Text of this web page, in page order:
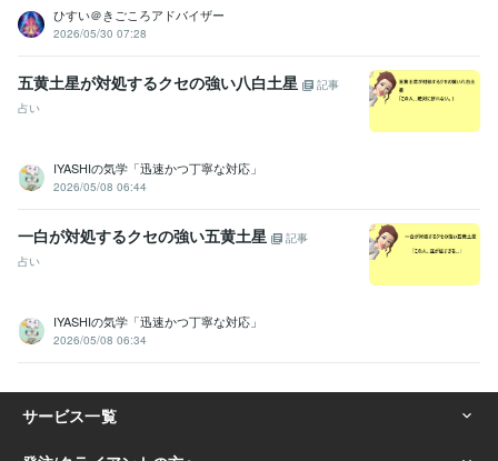
ひすい＠きごころアドバイザー
2026/05/30 07:28
五黄土星が対処するクセの強い八白土星
記事
占い
IYASHIの気学「迅速かつ丁寧な対応」
2026/05/08 06:44
一白が対処するクセの強い五黄土星
記事
占い
IYASHIの気学「迅速かつ丁寧な対応」
2026/05/08 06:34